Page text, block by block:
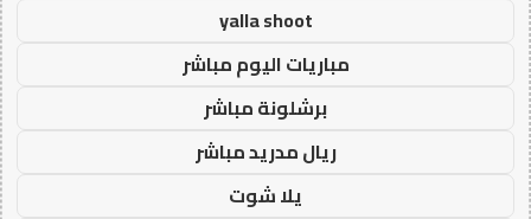
yalla shoot
مباريات اليوم مباشر
برشلونة مباشر
ريال مدريد مباشر
يلا شوت